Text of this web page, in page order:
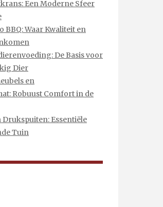
Een Moderne Sfeer
BBQ: Waar Kwaliteit en
De Basis voor
Dier
en
Robuust Comfort in de
Essentiële
Tuin